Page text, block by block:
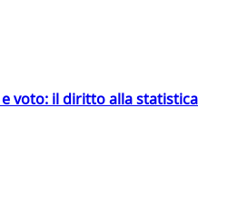
voto: il diritto alla statistica